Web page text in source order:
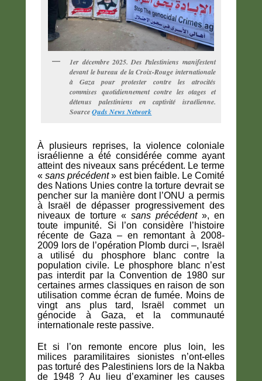
1er décembre 2025. Des Palestiniens manifestent
devant le bureau de la Croix-Rouge internationale
à Gaza pour protester contre les atrocités
commises quotidiennement contre les otages et
détenus palestiniens en captivité israélienne.
SourceQuds News Network
À plusieurs reprises, la violence coloniale
israélienne a été considérée comme ayant
atteint des niveaux sans précédent. Le terme
«sans précédent» est bien faible. Le Comité
des Nations Unies contre la torture devrait se
pencher sur la manière dont l’ONU a permis
à Israël de dépasser progressivement des
niveaux de torture « sans précédent», en
toute impunité. Si l’on considère l’histoire
récente de Gaza – en remontant à 2008-
2009 lors de l’opération Plomb durci –, Israël
a utilisé du phosphore blanc contre la
population civile. Le phosphore blanc n’est
pas interdit par la Convention de 1980 sur
certaines armes classiques en raison de son
utilisation comme écran de fumée. Moins de
vingt ans plus tard, Israël commet un
génocide à Gaza, et la communauté
internationale reste passive.
Et si l’on remonte encore plus loin, les
milices paramilitaires sionistes n’ont-elles
pas torturé des Palestiniens lors de la Nakba
de 1948 ? Au lieu d’examiner les causes